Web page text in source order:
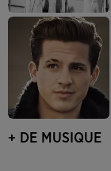
+ DE MUSIQUE